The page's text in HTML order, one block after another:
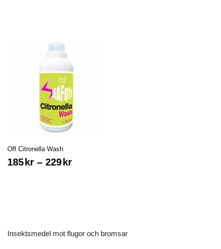
Off Citronella Wash
185 kr – 229 kr
Insektsmedel mot flugor och bromsar